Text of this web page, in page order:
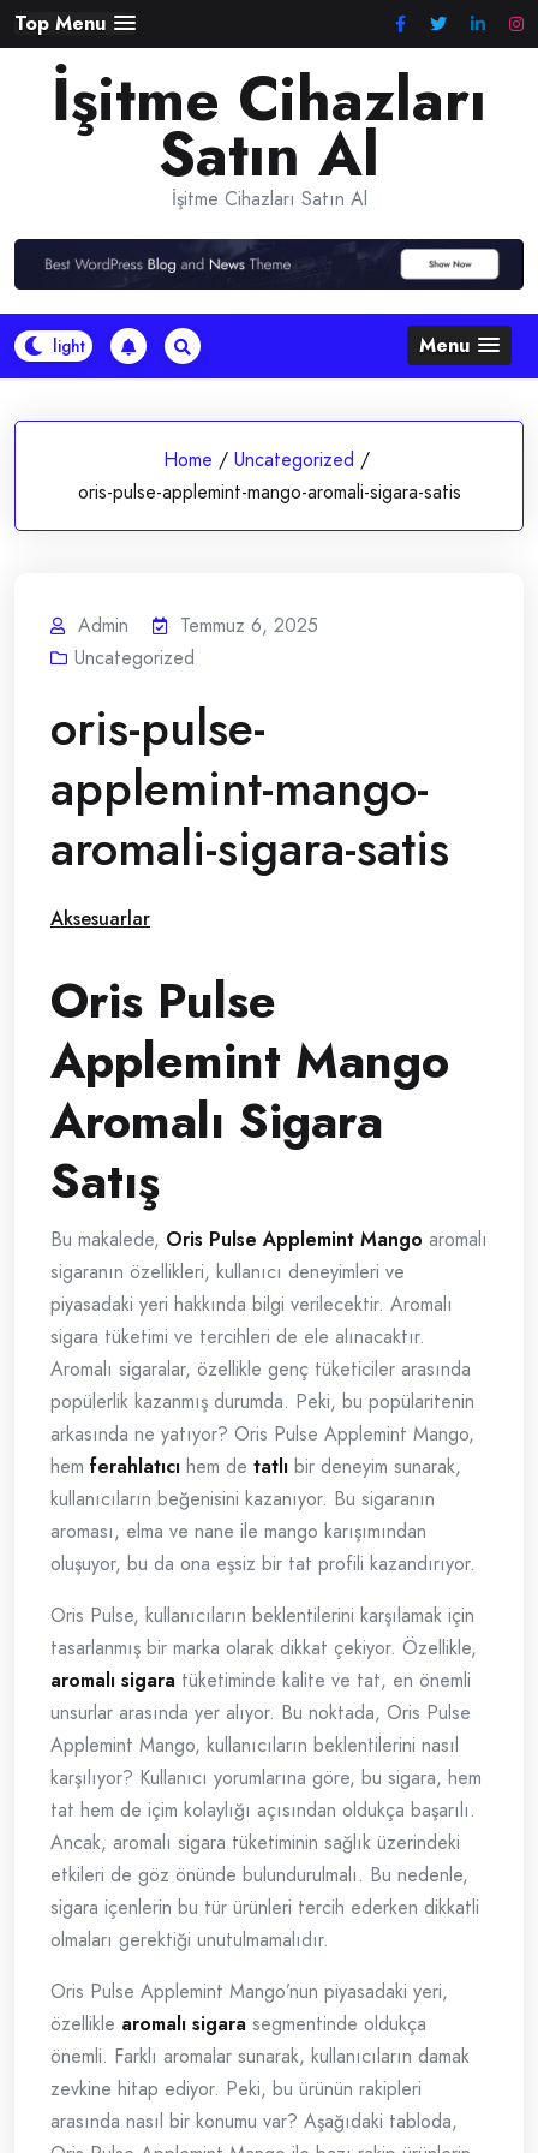
Skip
to
content
Top Menu
İşitme Cihazları
Satın Al
İşitme Cihazları Satın Al
Menu
Home / Uncategorized /
oris-pulse-applemint-mango-aromali-sigara-satis
Admin
Temmuz 6, 2025
Uncategorized
oris-pulse-
applemint-mango-
aromali-sigara-satis
Aksesuarlar
Oris Pulse
Applemint Mango
Aromalı Sigara
Satış
Bu makalede, Oris Pulse Applemint Mango aromalı
sigaranın özellikleri, kullanıcı deneyimleri ve
piyasadaki yeri hakkında bilgi verilecektir. Aromalı
sigara tüketimi ve tercihleri de ele alınacaktır.
Aromalı sigaralar, özellikle genç tüketiciler arasında
popülerlik kazanmış durumda. Peki, bu popülaritenin
arkasında ne yatıyor? Oris Pulse Applemint Mango,
hem ferahlatıcı hem de tatlı bir deneyim sunarak,
kullanıcıların beğenisini kazanıyor. Bu sigaranın
aroması, elma ve nane ile mango karışımından
oluşuyor, bu da ona eşsiz bir tat profili kazandırıyor.
Oris Pulse, kullanıcıların beklentilerini karşılamak için
tasarlanmış bir marka olarak dikkat çekiyor. Özellikle,
aromalı sigara tüketiminde kalite ve tat, en önemli
unsurlar arasında yer alıyor. Bu noktada, Oris Pulse
Applemint Mango, kullanıcıların beklentilerini nasıl
karşılıyor? Kullanıcı yorumlarına göre, bu sigara, hem
tat hem de içim kolaylığı açısından oldukça başarılı.
Ancak, aromalı sigara tüketiminin sağlık üzerindeki
etkileri de göz önünde bulundurulmalı. Bu nedenle,
sigara içenlerin bu tür ürünleri tercih ederken dikkatli
olmaları gerektiği unutulmamalıdır.
Oris Pulse Applemint Mango’nun piyasadaki yeri,
özellikle aromalı sigara segmentinde oldukça
önemli. Farklı aromalar sunarak, kullanıcıların damak
zevkine hitap ediyor. Peki, bu ürünün rakipleri
arasında nasıl bir konumu var? Aşağıdaki tabloda,